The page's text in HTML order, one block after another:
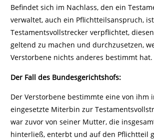
Befindet sich im Nachlass, den ein
verwaltet, auch ein Pflichtteilsanspruch,
Testamentsvollstrecker verpflichtet,
geltend zu machen und durchzusetzen,
Verstorbene nichts anderes bestimmt hat.
Der Fall des Bundesgerichtshofs:
Der Verstorbene bestimmte eine von ihm
eingesetzte Miterbin zur
war zuvor von seiner Mutter, die
hinterließ, enterbt und auf den Pflichtteil